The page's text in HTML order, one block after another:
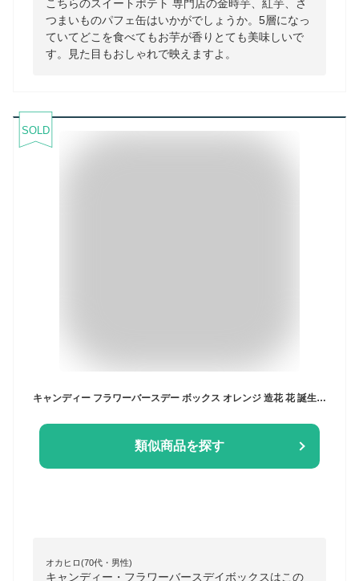
こちらのスイートポテト 専門店の金時芋、紅芋、さ
つまいものパフェ缶はいかがでしょうか。5層になっ
ていてどこを食べてもお芋が香りとても美味しいで
す。見た目もおしゃれで映えますよ。
SOLD
キャンディー フラワーバースデー ボックス オレンジ 造花 花 誕生日 プレゼント 子供 孫 お祝い 男の子 女の子 ギフト お菓子 チョコレート 生誕祝い 話題 注目商品 トレンド カスタム
類似商品を探す
オカヒロ(70代・男性)
キャンディー・フラワーバースデイボックスはこの